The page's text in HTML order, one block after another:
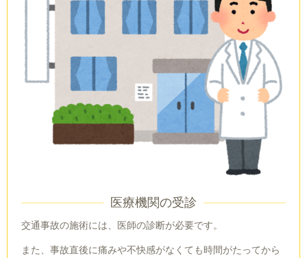
医療機関の受診
交通事故の施術には、医師の診断が必要です。
また、事故直後に痛みや不快感がなくても時間がたってから